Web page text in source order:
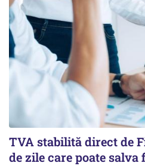
TVA stabilită direct de
de zile care poate salva